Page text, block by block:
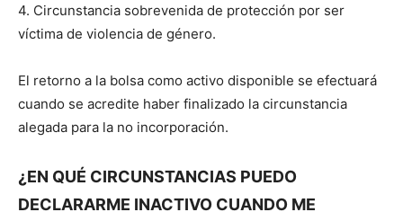
4. Circunstancia sobrevenida de protección por ser
víctima de violencia de género.
El retorno a la bolsa como activo disponible se efectuará
cuando se acredite haber finalizado la circunstancia
alegada para la no incorporación.
¿EN QUÉ CIRCUNSTANCIAS PUEDO
DECLARARME INACTIVO CUANDO ME